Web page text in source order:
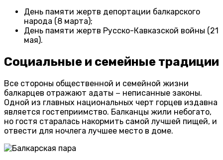
День памяти жертв депортации балкарского
народа (8 марта);
День памяти жертв Русско-Кавказской войны (21
мая).
Социальные и семейные традиции
Все стороны общественной и семейной жизни
балкарцев отражают адаты − неписанные законы.
Одной из главных национальных черт горцев издавна
является гостеприимство. Балканцы жили небогато,
но гостя старалась накормить самой лучшей пищей, и
отвести для ночлега лучшее место в доме.